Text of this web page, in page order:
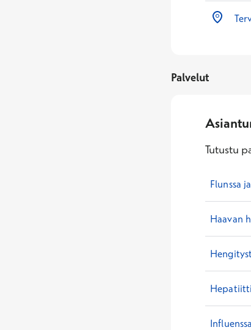
Palvelut
Tutustu
Flunssa
Haavan
Influenssa